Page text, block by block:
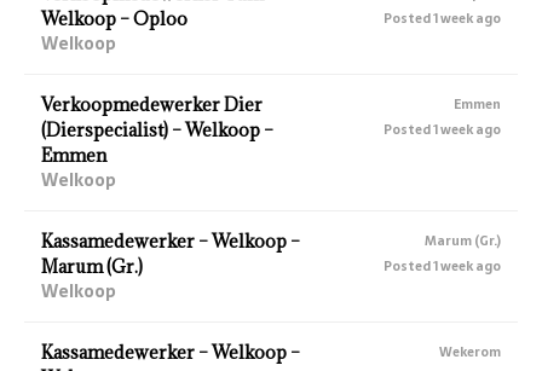
Welkoop – Oploo
Welkoop
Posted 1 week ago
Verkoopmedewerker Dier
(Dierspecialist) – Welkoop –
Emmen
Welkoop
Emmen
Posted 1 week ago
Kassamedewerker – Welkoop –
Marum (Gr.)
Welkoop
Marum (Gr.)
Posted 1 week ago
Kassamedewerker – Welkoop –
Wekerom